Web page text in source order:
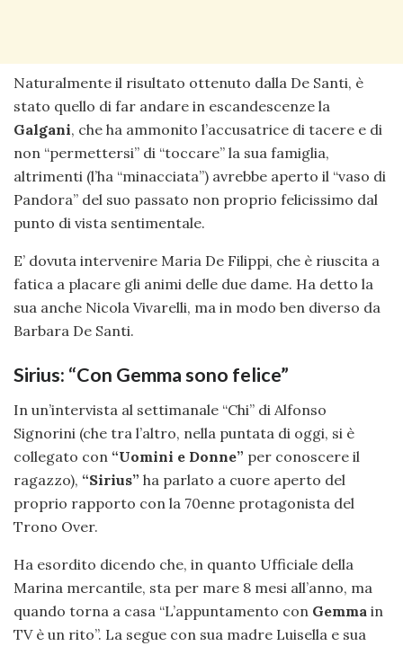
Naturalmente il risultato ottenuto dalla De Santi, è
stato quello di far andare in escandescenze la
Galgani, che ha ammonito l’accusatrice di tacere e di
non “permettersi” di “toccare” la sua famiglia,
altrimenti (l’ha “minacciata”) avrebbe aperto il “vaso di
Pandora” del suo passato non proprio felicissimo dal
punto di vista sentimentale.
E’ dovuta intervenire Maria De Filippi, che è riuscita a
fatica a placare gli animi delle due dame. Ha detto la
sua anche Nicola Vivarelli, ma in modo ben diverso da
Barbara De Santi.
Sirius: “Con Gemma sono felice”
In un’intervista al settimanale “Chi” di Alfonso
Signorini (che tra l’altro, nella puntata di oggi, si è
collegato con “Uomini e Donne” per conoscere il
ragazzo), “Sirius” ha parlato a cuore aperto del
proprio rapporto con la 70enne protagonista del
Trono Over.
Ha esordito dicendo che, in quanto Ufficiale della
Marina mercantile, sta per mare 8 mesi all’anno, ma
quando torna a casa “L’appuntamento con Gemma in
TV è un rito”. La segue con sua madre Luisella e sua